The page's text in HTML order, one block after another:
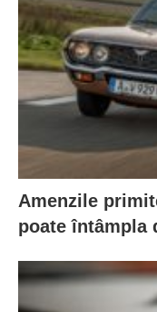
Amenzile
poate întâmpla